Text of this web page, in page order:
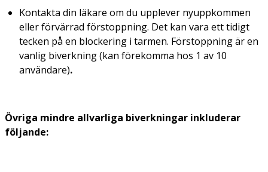
Kontakta din läkare om du upplever nyuppkommen
eller förvärrad förstoppning. Det kan vara ett tidigt
tecken på en blockering i tarmen. Förstoppning är en
vanlig biverkning (kan förekomma hos 1 av 10
användare).
Övriga mindre allvarliga biverkningar inkluderar
följande: